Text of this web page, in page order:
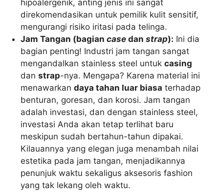
hipoalergenik, anting jenis ini sangat
direkomendasikan untuk pemilik kulit sensitif,
mengurangi risiko iritasi pada telinga.
Jam Tangan (bagiancase danstrap): Ini dia
bagian penting! Industri jam tangan sangat
mengandalkan stainless steel untukcasing
danstrap-nya. Mengapa? Karena material ini
menawarkandaya tahan luar biasa terhadap
benturan, goresan, dan korosi. Jam tangan
adalah investasi, dan dengan stainless steel,
investasi Anda akan tetap terlihat baru
meskipun sudah bertahun-tahun dipakai.
Kilauannya yang elegan juga menambah nilai
estetika pada jam tangan, menjadikannya
penunjuk waktu sekaligus aksesoris fashion
yang tak lekang oleh waktu.